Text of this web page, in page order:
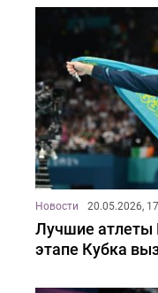
Новости 20.05.2026,
Лучшие атлеты
этапе Кубка